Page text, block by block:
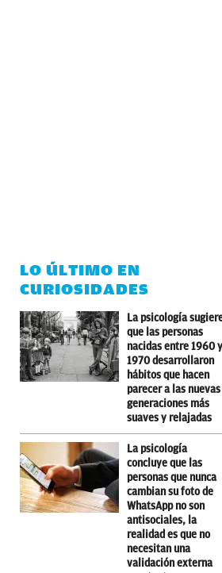
LO ÚLTIMO EN
CURIOSIDADES
La psicología
que las personas
nacidas entre 1960 y
1970 desarrollaron
hábitos que hacen
parecer a las nuevas
generaciones más
suaves y relajadas
La psicología
concluye que las
personas que nunca
cambian su foto de
WhatsApp no son
antisociales, la
realidad es que no
necesitan una
validación externa